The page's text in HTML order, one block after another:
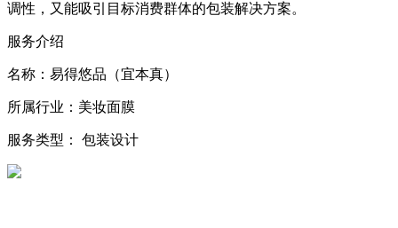
调性，又能吸引目标消费群体的包装解决方案。
服务介绍
名称：易得悠品（宜本真）
所属行业：美妆面膜
服务类型： 包装设计